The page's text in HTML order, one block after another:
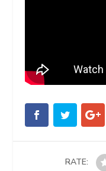
RATE: